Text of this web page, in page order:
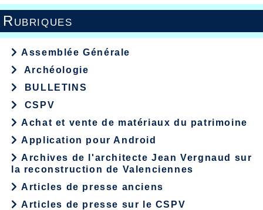
Rubriques
Assemblée Générale
Archéologie
BULLETINS
CSPV
Achat et vente de matériaux du patrimoine
Application pour Android
Archives de l'architecte Jean Vergnaud sur
la reconstruction de Valenciennes
Articles de presse anciens
Articles de presse sur le CSPV